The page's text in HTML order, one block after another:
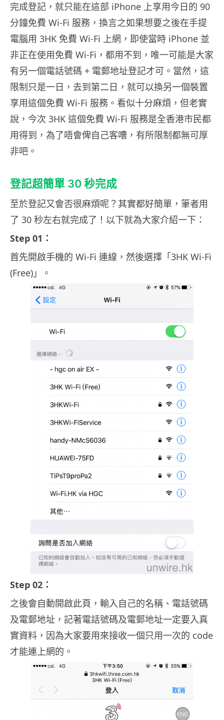
完成登記，就只能在這部 iPhone 上享用今日的 90
分鐘免費 Wi-Fi 服務，換言之如果想要之後在手提
電腦用 3HK 免費 Wi-Fi 上網，即使當時 iPhone 並
非正在使用免費 Wi-Fi，都用不到，唯一可能是大家
有另一個電話號碼 + 電郵地址登記才可。當然，這
限制只是一日，去到第二日，就可以換另一個裝置
享用這個免費 Wi-Fi 服務。看似十分麻煩，但老實
說，今次 3HK 這個免費 Wi-Fi 服務是全香港市民都
用得到，為了唔會俾自己客嘈，有所限制都無可厚
非吧。
登記超簡單 30 秒完成
至於登記又會否很麻煩呢？其實都好簡單，筆者用
了 30 秒左右就完成了！以下就為大家介紹一下：
Step 01：
首先開啟手機的 Wi-Fi 連線，然後選擇「3HK Wi-Fi
(Free)」。
Step 02：
之後會自動開啟此頁，輸入自己的名稱、電話號碼
及電郵地址，記著電話號碼及電郵地址一定要入真
實資料，因為大家要用來接收一個只用一次的 code
才能連上網的。